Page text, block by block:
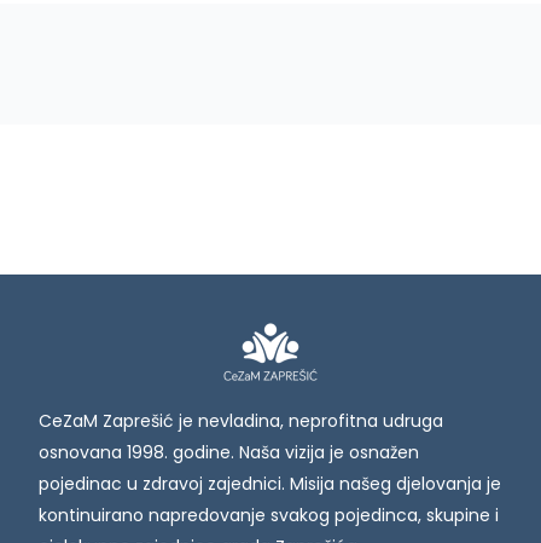
CeZaM Zaprešić je nevladina, neprofitna udruga
osnovana 1998. godine. Naša vizija je osnažen
pojedinac u zdravoj zajednici. Misija našeg djelovanja je
kontinuirano napredovanje svakog pojedinca, skupine i